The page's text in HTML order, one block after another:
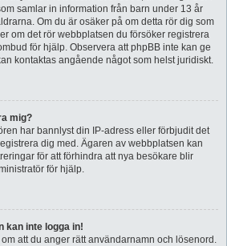
samlar in information från barn under 13 år
Om du är osäker på om detta rör dig som
om det rör webbplatsen du försöker registrera
för hjälp. Observera att phpBB inte kan ge
kontaktas angående något som helst juridiskt.
mig?
har bannlyst din IP-adress eller förbjudit det
dig med. Ägaren av webbplatsen kan
för att förhindra att nya besökare blir
för hjälp.
kan inte logga in!
att du anger rätt användarnamn och lösenord.